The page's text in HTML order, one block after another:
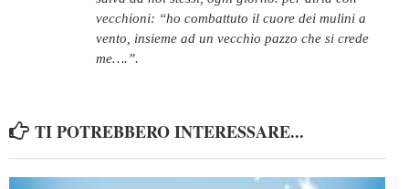
vecchioni: “ho combattuto il cuore dei mulini a
vento, insieme ad un vecchio pazzo che si crede
me….”.
TI POTREBBERO INTERESSARE...